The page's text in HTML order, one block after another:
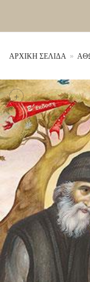
ΑΡΧΙΚΉ ΣΕΛΊΔΑ »
+